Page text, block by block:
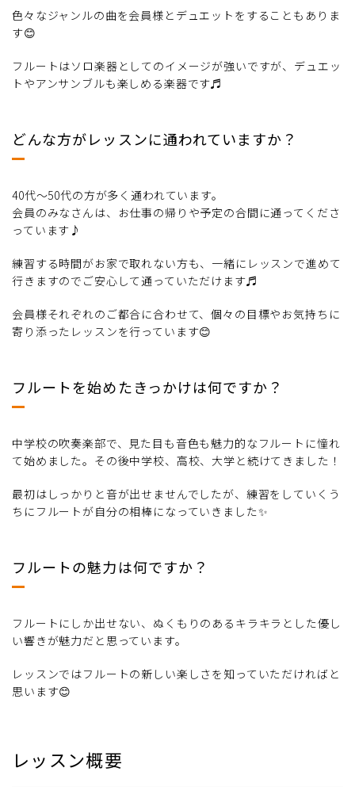
色々なジャンルの曲を会員様とデュエットをすることもありま
す😊
フルートはソロ楽器としてのイメージが強いですが、デュエッ
トやアンサンブルも楽しめる楽器です♬
どんな方がレッスンに通われていますか？
40代～50代の方が多く通われています。
会員のみなさんは、お仕事の帰りや予定の合間に通ってくださ
っています♪
練習する時間がお家で取れない方も、一緒にレッスンで進めて
行きますのでご安心して通っていただけます♬
会員様それぞれのご都合に合わせて、個々の目標やお気持ちに
寄り添ったレッスンを行っています😊
フルートを始めたきっかけは何ですか？
中学校の吹奏楽部で、見た目も音色も魅力的なフルートに憧れ
て始めました。その後中学校、高校、大学と続けてきました！
最初はしっかりと音が出せませんでしたが、練習をしていくう
ちにフルートが自分の相棒になっていきました✨
フルートの魅力は何ですか？
フルートにしか出せない、ぬくもりのあるキラキラとした優し
い響きが魅力だと思っています。
レッスンではフルートの新しい楽しさを知っていただければと
思います😊
レッスン概要